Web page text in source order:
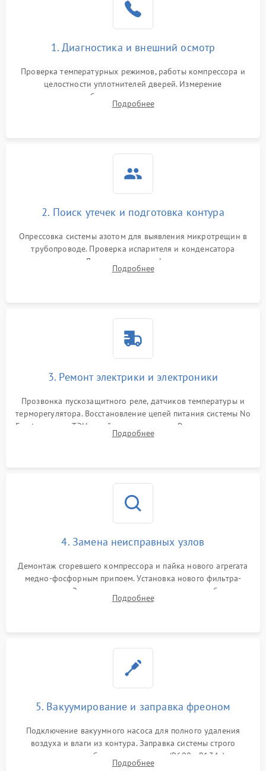
работе
2000 ₽ Подробнее →
1000 ₽
1800 ₽
1. Диагностика и внешний осмотр
Проверка температурных режимов, работы компрессора и
целостности уплотнителей дверей. Измерение
сопротивления обмоток мотора, проверка термостата и
считывание кодов ошибок с электронного дисплея.
Подробнее
2. Поиск утечек и подготовка контура
Опрессовка системы азотом для выявления микротрещин в
трубопроводе. Проверка испарителя и конденсатора
течеискателем. Демонтаж старого фильтра-осушителя и
продувка капиллярной трубки для устранения засоров.
Подробнее
3. Ремонт электрики и электроники
Прозвонка пускозащитного реле, датчиков температуры и
терморегулятора. Восстановление цепей питания системы No
Frost, включая ТЭН оттайки и вентилятор. Ремонт или замена
платы управления при сбоях алгоритмов.
Подробнее
4. Замена неисправных узлов
Демонтаж сгоревшего компрессора и пайка нового агрегата
медно-фосфорным припоем. Установка нового фильтра-
осушителя. Замена изношенных вентиляторов обдува,
сломанных заслонок или поврежденных дверных петель.
Подробнее
5. Вакуумирование и заправка фреоном
Подключение вакуумного насоса для полного удаления
воздуха и влаги из контура. Заправка системы строго
дозированным объемом хладагента (R600a, R134a) по
электронным весам. Контроль рабочего давления в системе.
Подробнее